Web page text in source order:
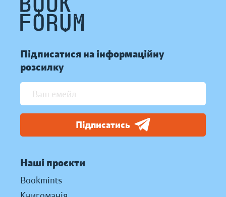
Підписатися на інформаційну
розсилку
Підписатись
Наші проєкти
Bookmints